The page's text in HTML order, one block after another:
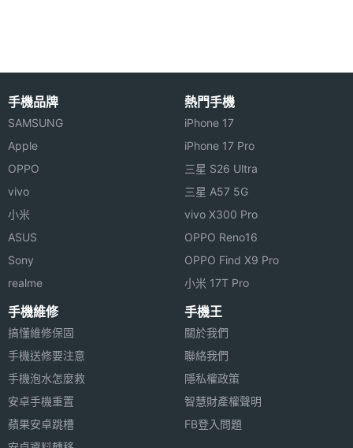
◎ 內建 QWERTY 鍵盤，並有注音
◎ Windows Mobile 5.0 作業系統
◎ 處理器為 520 MHz（QCT Platinum + Intel
◎ 128 MB ROM；64 MB RAM
◎ 65,000 色、VGA(640 x 480) 螢幕
◎ GSM 900 / 1800 / 1900、WCDMA 雙模三頻網路
3G 手機
◎ 130 萬畫素相機（可模擬至 200 萬）/ 30 萬畫素視
訊相機
◎ 內建 Wi-Fi（802.11b）
◎ 支援紅外線傳輸；支援藍芽傳輸（v1.2）（不支援
A2DP）
◎ 支援 SD / MMC 記憶卡擴充，並支援 SDIO
主螢幕解
主螢幕材
質
主螢幕色
彩
相機規格
主相機畫
素
主相機感
手機品牌
SAMSUNG
Apple
OPPO
vivo
小米
ASUS
Sony
realme
熱門手機
iPhone 17
iPhone 17 Pro
三星 S26 Ultra
三星 A57 5G
vivo X300 Pro
OPPO Reno16
OPPO Find X9 Pro
小米 17T Pro
手機維修
搞懂維修保固
手機送修要注意
手機泡水怎麼救
安卓手機重置
蘋果安卓跳槽
手機王
關於我們
聯絡我們
隱私權政策
智慧財產權聲明
FB登入問題